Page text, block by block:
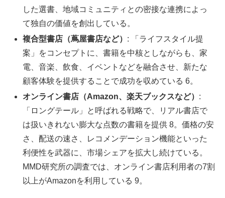
した選書、地域コミュニティとの密接な連携によっ
て独自の価値を創出している。
複合型書店（蔦屋書店など） : 「ライフスタイル提
案」をコンセプトに、書籍を中核としながらも、家
電、音楽、飲食、イベントなどを融合させ、新たな
顧客体験を提供することで成功を収めている 6。
オンライン書店（Amazon、楽天ブックスなど） :
「ロングテール」と呼ばれる戦略で、リアル書店で
は扱いきれない膨大な点数の書籍を提供 8。価格の安
さ、配送の速さ、レコメンデーション機能といった
利便性を武器に、市場シェアを拡大し続けている。
MMD研究所の調査では、オンライン書店利用者の7割
以上がAmazonを利用している 9。